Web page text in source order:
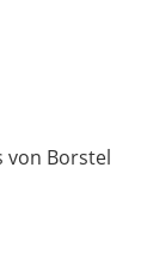
von Borstel